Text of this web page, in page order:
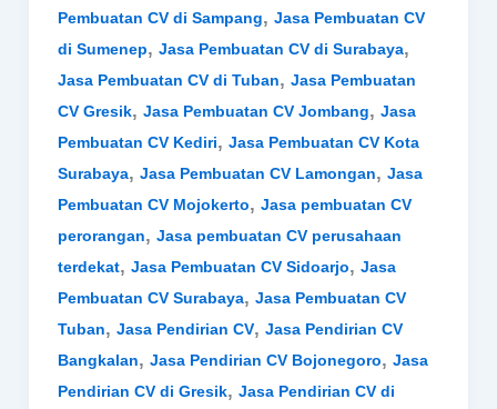
Pembuatan CV di Sampang, Jasa Pembuatan CV
di Sumenep, Jasa Pembuatan CV di Surabaya,
Jasa Pembuatan CV di Tuban, Jasa Pembuatan
CV Gresik, Jasa Pembuatan CV Jombang, Jasa
Pembuatan CV Kediri, Jasa Pembuatan CV Kota
Surabaya, Jasa Pembuatan CV Lamongan, Jasa
Pembuatan CV Mojokerto, Jasa pembuatan CV
perorangan, Jasa pembuatan CV perusahaan
terdekat, Jasa Pembuatan CV Sidoarjo, Jasa
Pembuatan CV Surabaya, Jasa Pembuatan CV
Tuban, Jasa Pendirian CV, Jasa Pendirian CV
Bangkalan, Jasa Pendirian CV Bojonegoro, Jasa
Pendirian CV di Gresik, Jasa Pendirian CV di